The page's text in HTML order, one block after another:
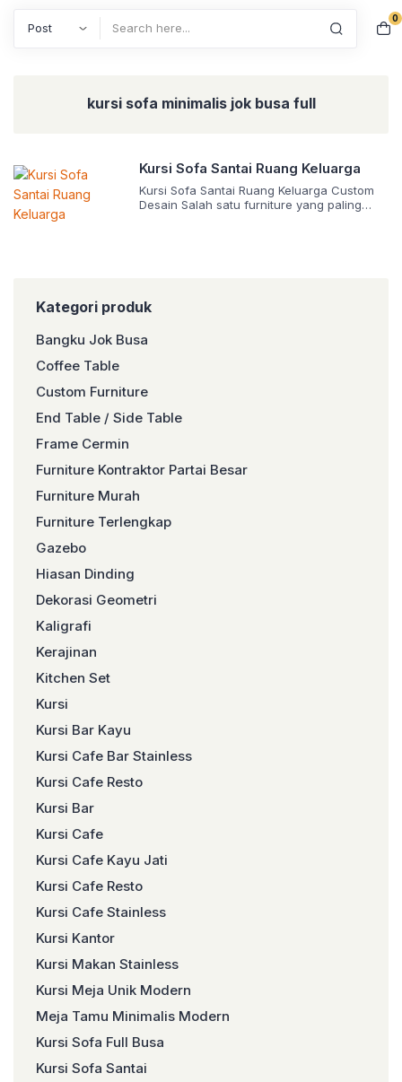
0
kursi sofa minimalis jok busa full
Kursi Sofa Santai Ruang Keluarga
Kursi Sofa Santai Ruang Keluarga Custom
Desain Salah satu furniture yang paling
dan juga ukuran yang beragam. Kumpulan
Kategori produk
Bangku Jok Busa
Coffee Table
Custom Furniture
End Table / Side Table
Frame Cermin
Furniture Kontraktor Partai Besar
Furniture Murah
Furniture Terlengkap
Gazebo
Hiasan Dinding
Dekorasi Geometri
Kaligrafi
Kerajinan
Kitchen Set
Kursi
Kursi Bar Kayu
Kursi Cafe Bar Stainless
Kursi Cafe Resto
Kursi Bar
Kursi Cafe
Kursi Cafe Kayu Jati
Kursi Cafe Resto
Kursi Cafe Stainless
Kursi Kantor
Kursi Makan Stainless
Kursi Meja Unik Modern
Meja Tamu Minimalis Modern
Kursi Sofa Full Busa
Kursi Sofa Santai